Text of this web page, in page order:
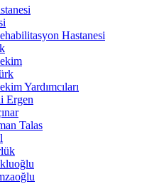
Hastanesi
Yardımcıları
Ergen
Talas